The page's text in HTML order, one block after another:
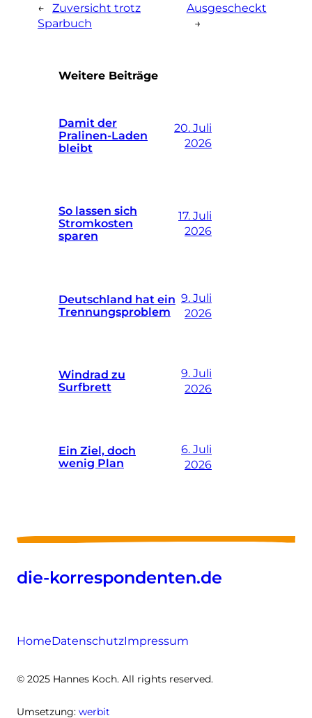
← Zuversicht trotz
Sparbuch
Ausgescheckt
→
Weitere Beiträge
Damit der
Pralinen-Laden
bleibt
20. Juli
2026
So lassen sich
Stromkosten
sparen
17. Juli
2026
Deutschland hat ein
Trennungsproblem
9. Juli
2026
Windrad zu
Surfbrett
9. Juli
2026
Ein Ziel, doch
wenig Plan
6. Juli
2026
die-korrespondenten.de
HomeDatenschutzImpressum
© 2025 Hannes Koch. All rights reserved.
Umsetzung: werbit